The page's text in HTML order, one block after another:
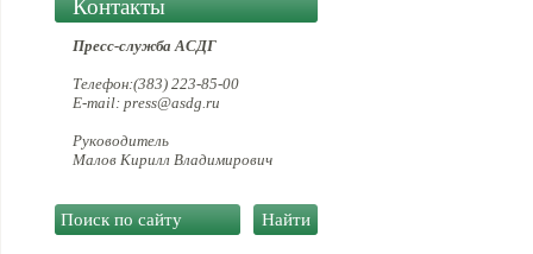
Контакты
Пресс-служба АСДГ
Телефон:(383) 223-85-00
E-mail: press@asdg.ru
Руководитель
Малов Кирилл Владимирович